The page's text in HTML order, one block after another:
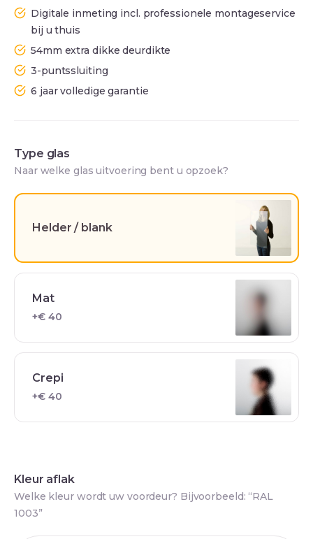
Digitale inmeting incl. professionele montageservice
bij u thuis
54mm extra dikke deurdikte
3-puntssluiting
6 jaar volledige garantie
Type glas
Naar welke glas uitvoering bent u opzoek?
Helder / blank
Mat
+€ 40
Crepi
+€ 40
Kleur aflak
Welke kleur wordt uw voordeur? Bijvoorbeeld: “RAL
1003”